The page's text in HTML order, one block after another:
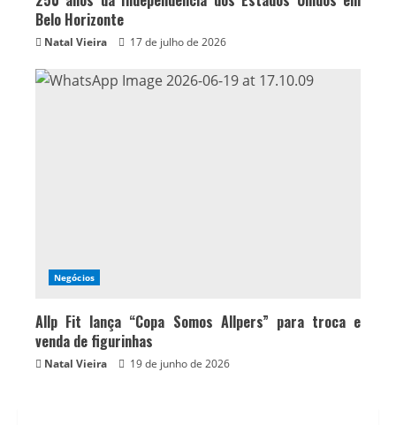
Belo Horizonte
Natal Vieira 17 de julho de 2026
Negócios
Allp Fit lança “Copa Somos Allpers” para troca e
venda de figurinhas
Natal Vieira 19 de junho de 2026